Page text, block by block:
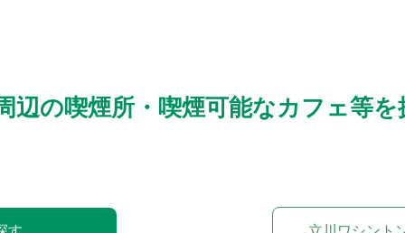
辺の喫煙所・喫煙可能なカフェ等を